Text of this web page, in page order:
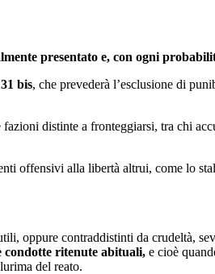
presentato e, con ogni
bis, che prevederà l’esclusione di
fazioni distinte a fronteggiarsi, tra chi
offensivi alla libertà altrui, come lo
oppure contraddistinti da crudeltà,
condotte ritenute abituali, e cioè
del reato.